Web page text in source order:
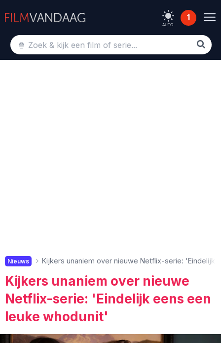
AUTO
1
Nieuws Kijkers unaniem over nieuwe Netflix-serie: 'Eindelijk
Kijkers unaniem over nieuwe
Netflix-serie: 'Eindelijk eens een
leuke whodunit'